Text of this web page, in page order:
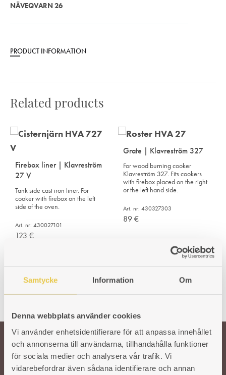
Samtycke Information Om
Denna webbplats använder cookies
Vi använder enhetsidentifierare för att anpassa innehållet
och annonserna till användarna, tillhandahålla funktioner
för sociala medier och analysera vår trafik. Vi
vidarebefordrar även sådana identifierare och annan
NÄVEQVARN 26
PRODUCT INFORMATION
Related products
Firebox liner | Klavreström
27 V
Tank side cast iron liner. For
cooker with firebox on the left
side of the oven.
Art. nr: 430027101
123 €
Grate | Klavreström 327
For wood burning cooker
Klavreström 327. Fits cookers
with firebox placed on the right
or the left hand side.
Art. nr: 430327303
89€
Welcome!